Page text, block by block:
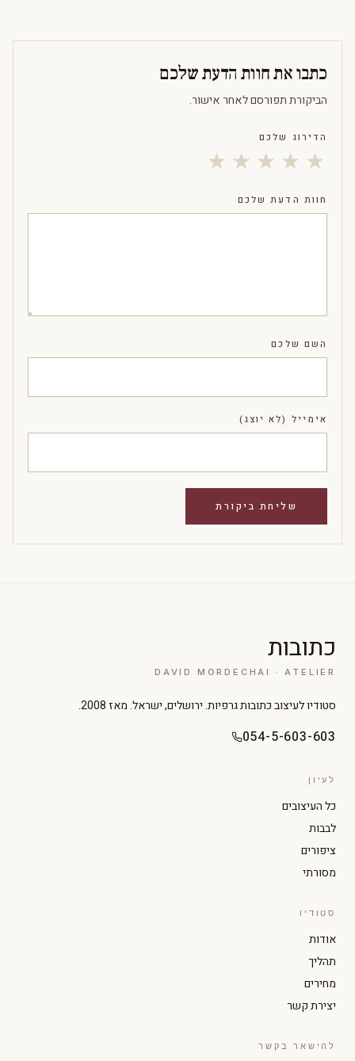
כתבו את חוות הדעת שלכם
הביקורת תפורסם לאחר אישור.
הדירוג שלכם
★ ★ ★ ★ ★
חוות הדעת שלכם
השם שלכם
אימייל (לא יוצג)
כתובות
DAVID MORDECHAI · ATELIER
סטודיו לעיצוב כתובות גרפיות. ירושלים, ישראל. מאז 2008.
054-5-603-603
לעיון
כל העיצובים
לבבות
ציפורים
מסורתי
סטודיו
אודות
תהליך
מחירים
יצירת קשר
להישאר בקשר